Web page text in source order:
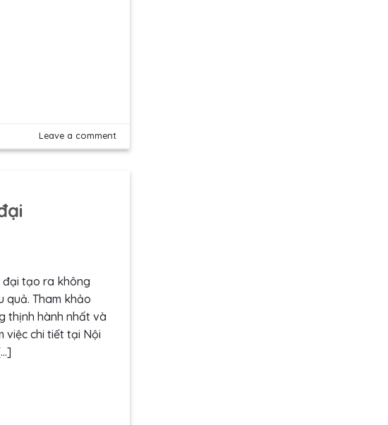
Leave a comment
đại tạo ra không
quả. Tham khảo
thịnh hành nhất và
việc chi tiết tại Nội